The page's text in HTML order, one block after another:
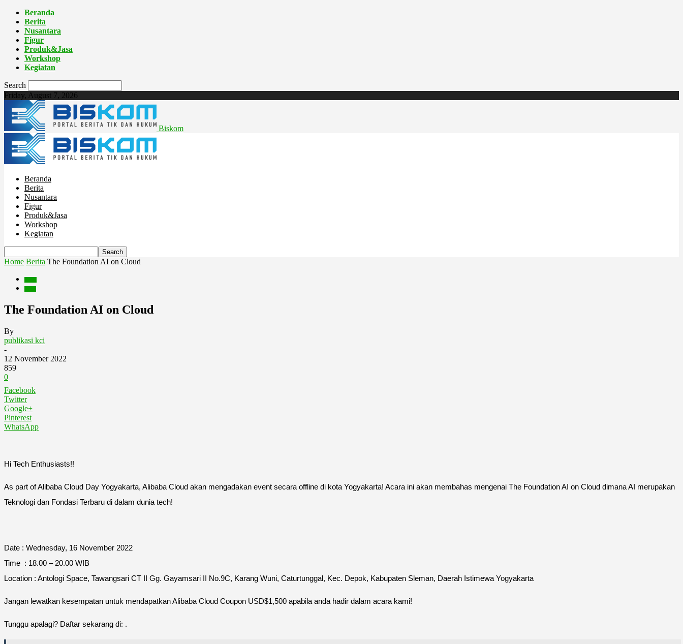
Beranda
Berita
Nusantara
Figur
Produk&Jasa
Workshop
Kegiatan
Search
Friday, August 7, 2026
Biskom
Beranda
Berita
Nusantara
Figur
Produk&Jasa
Workshop
Kegiatan
Home Berita The Foundation AI on Cloud
The Foundation AI on Cloud
By
publikasi kci
-
12 November 2022
859
0
Facebook
Twitter
Google+
Pinterest
WhatsApp
Hi Tech Enthusiasts!!
As part of Alibaba Cloud Day Yogyakarta, Alibaba Cloud akan mengadakan event secara offline di kota Yogyakarta! Acara ini akan membahas mengenai The Foundation AI on Cloud dimana AI merupakan
Teknologi dan Fondasi Terbaru di dalam dunia tech!
Date : Wednesday, 16 November 2022
Time : 18.00 – 20.00 WIB
Location : Antologi Space, Tawangsari CT II Gg. Gayamsari II No.9C, Karang Wuni, Caturtunggal, Kec. Depok, Kabupaten Sleman, Daerah Istimewa Yogyakarta
Jangan lewatkan kesempatan untuk mendapatkan Alibaba Cloud Coupon USD$1,500 apabila anda hadir dalam acara kami!
Tunggu apalagi? Daftar sekarang di: .